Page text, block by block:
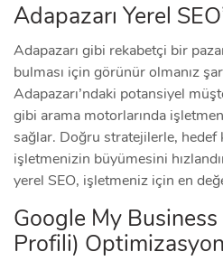
Adapazarı Yerel
Adapazarı gibi rekabetçi bir
bulması için görünür olmanız
Adapazarı’ndaki potansiyel
gibi arama motorlarında
sağlar. Doğru stratejilerle,
işletmenizin büyümesini
yerel SEO, işletmeniz için en
Google My
Profili)